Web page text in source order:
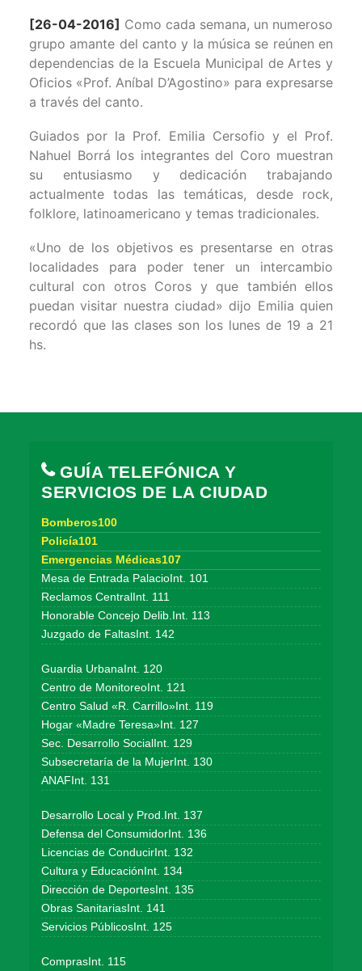
[26-04-2016] Como cada semana, un numeroso
grupo amante del canto y la música se reúnen en
dependencias de la Escuela Municipal de Artes y
Oficios «Prof. Aníbal D’Agostino» para expresarse
a través del canto.
Guiados por la Prof. Emilia Cersofio y el Prof.
Nahuel Borrá los integrantes del Coro muestran
su entusiasmo y dedicación trabajando
actualmente todas las temáticas, desde rock,
folklore, latinoamericano y temas tradicionales.
«Uno de los objetivos es presentarse en otras
localidades para poder tener un intercambio
cultural con otros Coros y que también ellos
puedan visitar nuestra ciudad» dijo Emilia quien
recordó que las clases son los lunes de 19 a 21
hs.
GUÍA TELEFÓNICA Y
SERVICIOS DE LA CIUDAD
Bomberos100
Policía101
Emergencias Médicas107
Mesa de Entrada PalacioInt. 101
Reclamos CentralInt. 111
Honorable Concejo Delib.Int. 113
Juzgado de FaltasInt. 142
Guardia UrbanaInt. 120
Centro de MonitoreoInt. 121
Centro Salud «R. Carrillo»Int. 119
Hogar «Madre Teresa»Int. 127
Sec. Desarrollo SocialInt. 129
Subsecretaría de la MujerInt. 130
ANAFInt. 131
Desarrollo Local y Prod.Int. 137
Defensa del ConsumidorInt. 136
Licencias de ConducirInt. 132
Cultura y EducaciónInt. 134
Dirección de DeportesInt. 135
Obras SanitariasInt. 141
Servicios PúblicosInt. 125
ComprasInt. 115